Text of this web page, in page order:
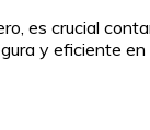
es crucial
y eficiente en